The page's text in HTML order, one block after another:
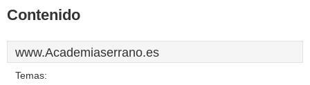
Contenido
www.Academiaserrano.es
Temas: